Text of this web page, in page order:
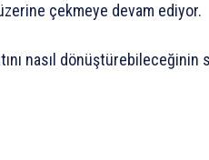
çekmeye devam ediyor.
nasıl